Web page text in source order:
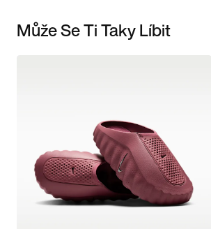
Může Se Ti Taky Líbit